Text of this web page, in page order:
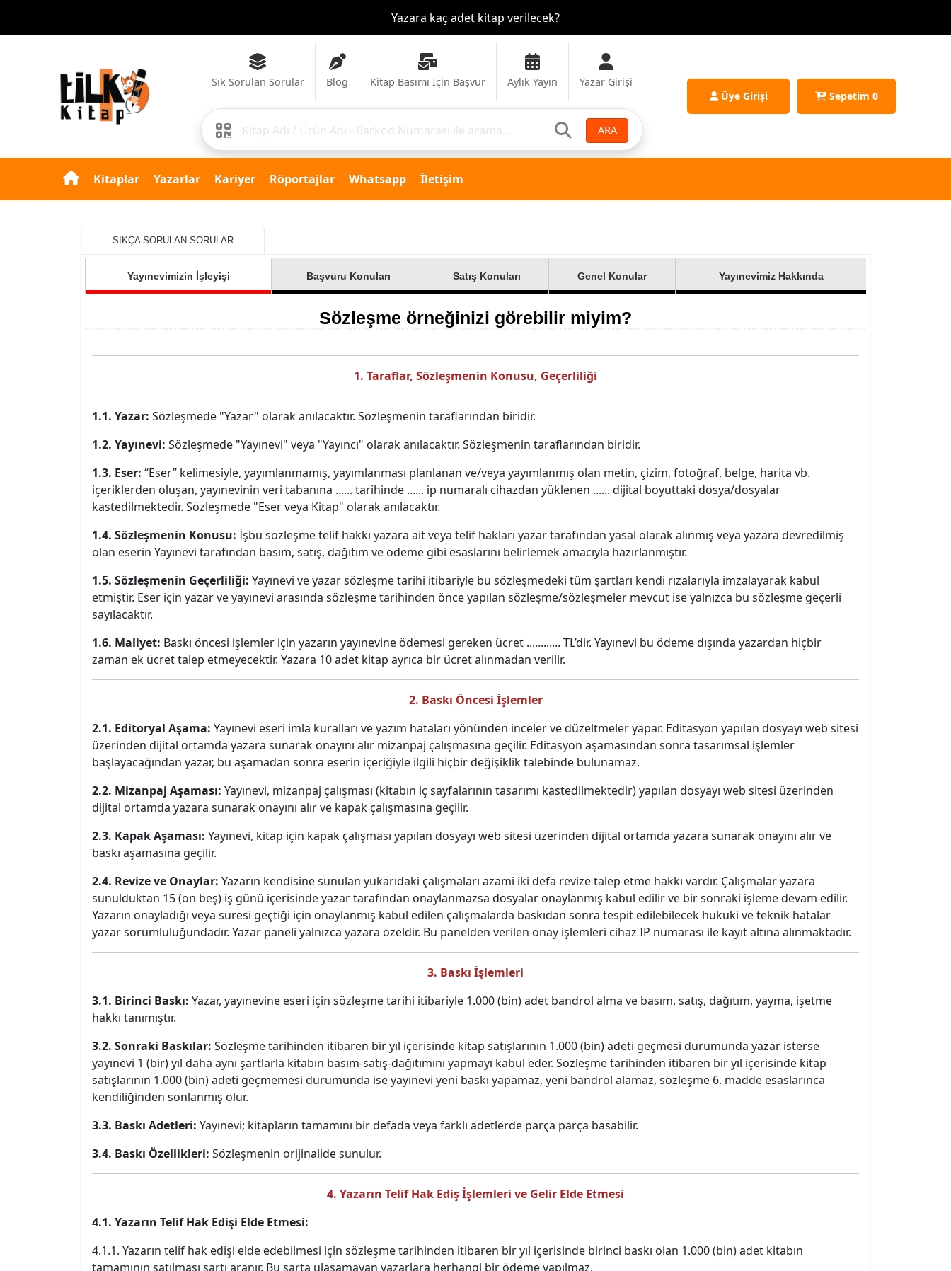
Yazara kaç adet kitap verilecek?
Sık Sorulan Sorular Blog Kitap Basımı İçin Başvur Aylık Yayın Yazar Girişi
ARA
Üye Girişi Sepetim 0
Kitaplar Yazarlar Kariyer Röportajlar Whatsapp İletişim
SIKÇA SORULAN SORULAR
Yayınevimizin İşleyişi Başvuru Konuları Satış Konuları Genel Konular Yayınevimiz Hakkında
Sözleşme örneğinizi görebilir miyim?
1. Taraflar, Sözleşmenin Konusu, Geçerliliği
1.1. Yazar: Sözleşmede "Yazar" olarak anılacaktır. Sözleşmenin taraflarından biridir.
1.2. Yayınevi: Sözleşmede "Yayınevi" veya "Yayıncı" olarak anılacaktır. Sözleşmenin taraflarından biridir.
1.3. Eser: “Eser” kelimesiyle, yayımlanmamış, yayımlanması planlanan ve/veya yayımlanmış olan metin, çizim, fotoğraf, belge, harita vb.
içeriklerden oluşan, yayınevinin veri tabanına ...... tarihinde ...... ip numaralı cihazdan yüklenen ...... dijital boyuttaki dosya/dosyalar
kastedilmektedir. Sözleşmede "Eser veya Kitap" olarak anılacaktır.
1.4. Sözleşmenin Konusu: İşbu sözleşme telif hakkı yazara ait veya telif hakları yazar tarafından yasal olarak alınmış veya yazara devredilmiş
olan eserin Yayınevi tarafından basım, satış, dağıtım ve ödeme gibi esaslarını belirlemek amacıyla hazırlanmıştır.
1.5. Sözleşmenin Geçerliliği: Yayınevi ve yazar sözleşme tarihi itibariyle bu sözleşmedeki tüm şartları kendi rızalarıyla imzalayarak kabul
etmiştir. Eser için yazar ve yayınevi arasında sözleşme tarihinden önce yapılan sözleşme/sözleşmeler mevcut ise yalnızca bu sözleşme geçerli
sayılacaktır.
1.6. Maliyet: Baskı öncesi işlemler için yazarın yayınevine ödemesi gereken ücret ............ TL’dir. Yayınevi bu ödeme dışında yazardan hiçbir
zaman ek ücret talep etmeyecektir. Yazara 10 adet kitap ayrıca bir ücret alınmadan verilir.
2. Baskı Öncesi İşlemler
2.1. Editoryal Aşama: Yayınevi eseri imla kuralları ve yazım hataları yönünden inceler ve düzeltmeler yapar. Editasyon yapılan dosyayı web sitesi
üzerinden dijital ortamda yazara sunarak onayını alır mizanpaj çalışmasına geçilir. Editasyon aşamasından sonra tasarımsal işlemler
başlayacağından yazar, bu aşamadan sonra eserin içeriğiyle ilgili hiçbir değişiklik talebinde bulunamaz.
2.2. Mizanpaj Aşaması: Yayınevi, mizanpaj çalışması (kitabın iç sayfalarının tasarımı kastedilmektedir) yapılan dosyayı web sitesi üzerinden
dijital ortamda yazara sunarak onayını alır ve kapak çalışmasına geçilir.
2.3. Kapak Aşaması: Yayınevi, kitap için kapak çalışması yapılan dosyayı web sitesi üzerinden dijital ortamda yazara sunarak onayını alır ve
baskı aşamasına geçilir.
2.4. Revize ve Onaylar: Yazarın kendisine sunulan yukarıdaki çalışmaları azami iki defa revize talep etme hakkı vardır. Çalışmalar yazara
sunulduktan 15 (on beş) iş günü içerisinde yazar tarafından onaylanmazsa dosyalar onaylanmış kabul edilir ve bir sonraki işleme devam edilir.
Yazarın onayladığı veya süresi geçtiği için onaylanmış kabul edilen çalışmalarda baskıdan sonra tespit edilebilecek hukuki ve teknik hatalar
yazar sorumluluğundadır. Yazar paneli yalnızca yazara özeldir. Bu panelden verilen onay işlemleri cihaz IP numarası ile kayıt altına alınmaktadır.
3. Baskı İşlemleri
3.1. Birinci Baskı: Yazar, yayınevine eseri için sözleşme tarihi itibariyle 1.000 (bin) adet bandrol alma ve basım, satış, dağıtım, yayma, işetme
hakkı tanımıştır.
3.2. Sonraki Baskılar: Sözleşme tarihinden itibaren bir yıl içerisinde kitap satışlarının 1.000 (bin) adeti geçmesi durumunda yazar isterse
yayınevi 1 (bir) yıl daha aynı şartlarla kitabın basım-satış-dağıtımını yapmayı kabul eder. Sözleşme tarihinden itibaren bir yıl içerisinde kitap
satışlarının 1.000 (bin) adeti geçmemesi durumunda ise yayınevi yeni baskı yapamaz, yeni bandrol alamaz, sözleşme 6. madde esaslarınca
kendiliğinden sonlanmış olur.
3.3. Baskı Adetleri: Yayınevi; kitapların tamamını bir defada veya farklı adetlerde parça parça basabilir.
3.4. Baskı Özellikleri: Sözleşmenin orijinalide sunulur.
4. Yazarın Telif Hak Ediş İşlemleri ve Gelir Elde Etmesi
4.1. Yazarın Telif Hak Edişi Elde Etmesi:
4.1.1. Yazarın telif hak edişi elde edebilmesi için sözleşme tarihinden itibaren bir yıl içerisinde birinci baskı olan 1.000 (bin) adet kitabın
tamamının satılması şartı aranır. Bu şarta ulaşamayan yazarlara herhangi bir ödeme yapılmaz.